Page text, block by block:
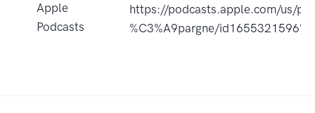
Apple
Podcasts
https://podcasts.apple.com/us/
%C3%A9pargne/